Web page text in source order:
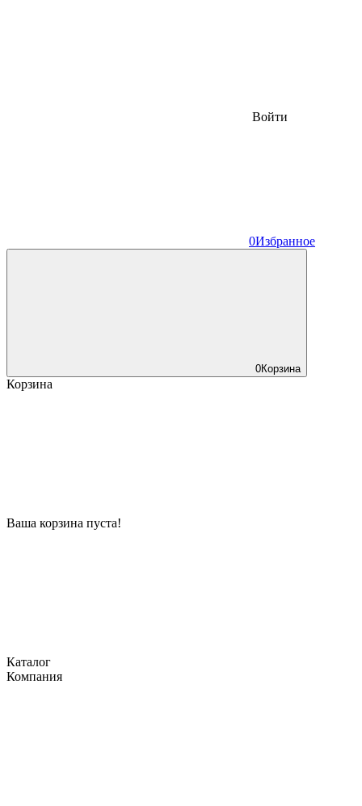
Войти
0Избранное
0Корзина
Корзина
Ваша корзина пуста!
Каталог
Компания